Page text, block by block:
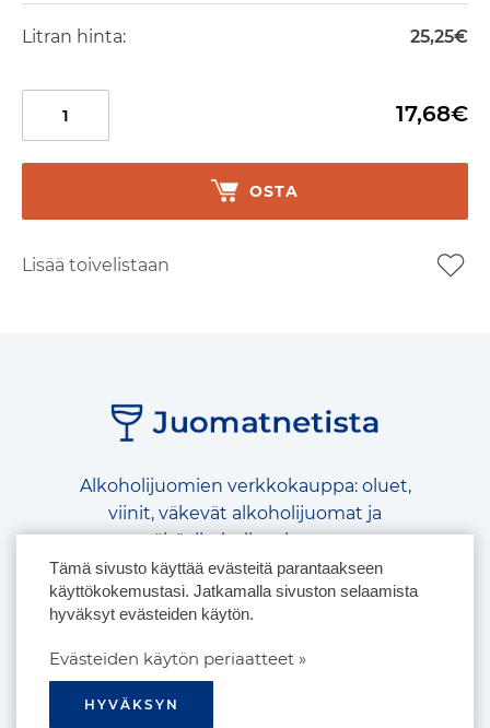
Litran hinta: 25,25€
17,68€
OSTA
Lisää toivelistaan
Alkoholijuomien verkkokauppa: oluet,
viinit, väkevät alkoholijuomat ja
vähäalkoholiset juomat
Me sosiaalisessa mediassa:
Tämä sivusto käyttää evästeitä parantaakseen
käyttökokemustasi. Jatkamalla sivuston selaamista
hyväksyt evästeiden käytön.
Evästeiden käytön periaatteet »
HYVÄKSYN